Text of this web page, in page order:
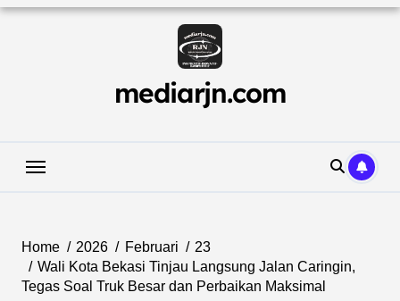
Skip
mediarjn.com
Home 2026 Februari
23
Wali Kota Bekasi Tinjau Langsung Jalan Caringin,
Tegas Soal Truk Besar dan Perbaikan Maksimal